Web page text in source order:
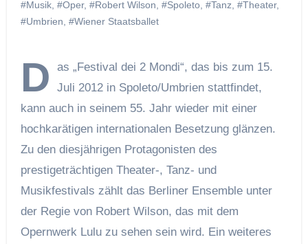
#Musik, #Oper, #Robert Wilson #Spoleto, #Tanz #Theater,
#Umbrien #Wiener Staatsballet
D
as „Festival dei 2 Mondi“, das bis zum 15.
Juli 2012 in Spoleto/Umbrien stattfindet,
kann auch in seinem 55. Jahr wieder mit einer
hochkarätigen internationalen Besetzung glänzen.
Zu den diesjährigen Protagonisten des
prestigeträchtigen Theater-, Tanz- und
Musikfestivals zählt das Berliner Ensemble unter
der Regie von Robert Wilson, das mit dem
Opernwerk Lulu zu sehen sein wird. Ein weiteres